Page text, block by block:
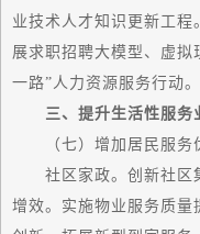
业技术人才知识更新工程
展求职招聘大模型、虚拟
一路”人力资源服务行动。
三、提升生活性服务
（七）增加居民服务
社区家政。创新社区
增效。实施物业服务质量